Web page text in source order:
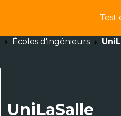
Test
Écoles d'ingénieurs
UniLaSalle